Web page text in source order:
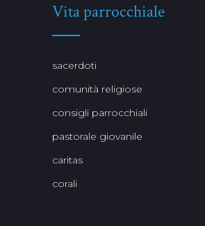
Vita parrocchiale
sacerdoti
comunità religiose
consigli parrocchiali
pastorale giovanile
caritas
corali